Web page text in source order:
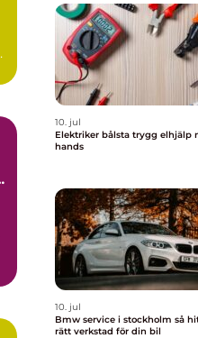
10. jul
Elektriker bålsta trygg elhjälp nära till
hands
10. jul
Bmw service i stockholm så hittar du
rätt verkstad för din bil